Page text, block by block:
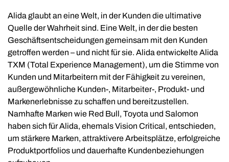
Alida glaubt an eine Welt, in der Kunden die ultimative
Quelle der Wahrheit sind. Eine Welt, in der die besten
Geschäftsentscheidungen gemeinsam mit den Kunden
getroffen werden – und nicht für sie. Alida entwickelte Alida
TXM (Total Experience Management), um die Stimme von
Kunden und Mitarbeitern mit der Fähigkeit zu vereinen,
außergewöhnliche Kunden-, Mitarbeiter-, Produkt- und
Markenerlebnisse zu schaffen und bereitzustellen.
Namhafte Marken wie Red Bull, Toyota und Salomon
haben sich für Alida, ehemals Vision Critical, entschieden,
um stärkere Marken, attraktivere Arbeitsplätze, erfolgreiche
Produktportfolios und dauerhafte Kundenbeziehungen